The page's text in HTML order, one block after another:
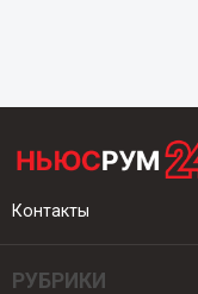
Контакты
РУБРИКИ